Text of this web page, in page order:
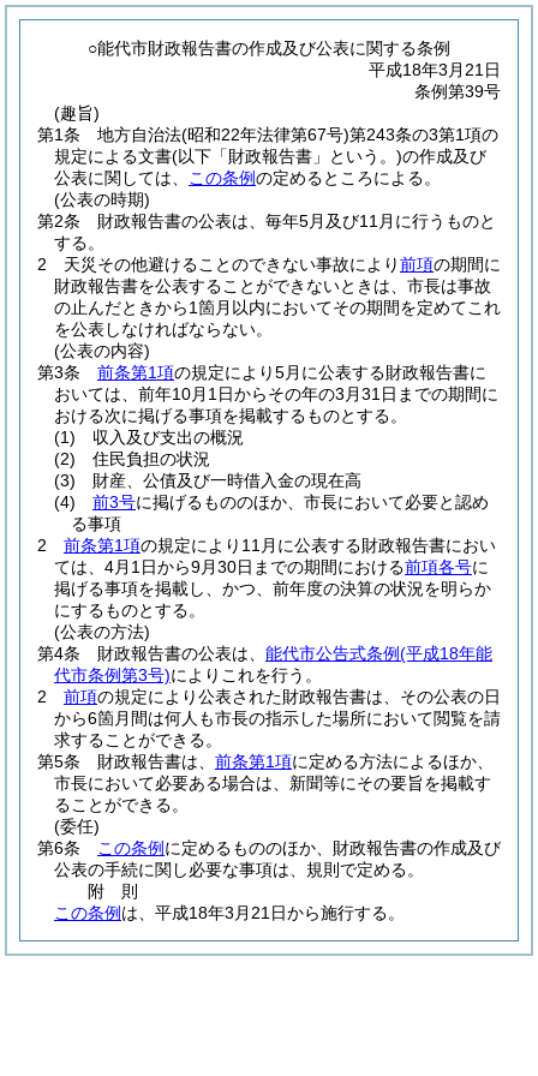
○能代市財政報告書の作成及び公表に関する条例
平成18年3月21日
条例第39号
(趣旨)
第1条
地方自治法(昭和22年法律第67号)第243条の3第1項の
規定による文書(以下「財政報告書」という。)の作成及び
公表に関しては、
この条例の定めるところによる。
(公表の時期)
第2条
財政報告書の公表は、毎年5月及び11月に行うものと
する。
2
天災その他避けることのできない事故により前項の期間に
財政報告書を公表することができないときは、市長は事故
の止んだときから1箇月以内においてその期間を定めてこれ
を公表しなければならない。
(公表の内容)
第3条
前条第1項の規定により5月に公表する財政報告書に
おいては、前年10月1日からその年の3月31日までの期間に
おける次に掲げる事項を掲載するものとする。
(1)
収入及び支出の概況
(2)
住民負担の状況
(3)
財産、公債及び一時借入金の現在高
(4)
前3号に掲げるもののほか、市長において必要と認め
る事項
2
前条第1項の規定により11月に公表する財政報告書におい
ては、4月1日から9月30日までの期間における前項各号に
掲げる事項を掲載し、かつ、前年度の決算の状況を明らか
にするものとする。
(公表の方法)
第4条
財政報告書の公表は、 能代市公告式条例(平成18年能
代市条例第3号)によりこれを行う。
2
前項の規定により公表された財政報告書は、その公表の日
から6箇月間は何人も市長の指示した場所において閲覧を請
求することができる。
第5条
財政報告書は、 前条第1項に定める方法によるほか、
市長において必要ある場合は、新聞等にその要旨を掲載す
ることができる。
(委任)
第6条
この条例 に定めるもののほか、財政報告書の作成及び
公表の手続に関し必要な事項は、規則で定める。
附 則
この条例 は、平成18年3月21日から施行する。